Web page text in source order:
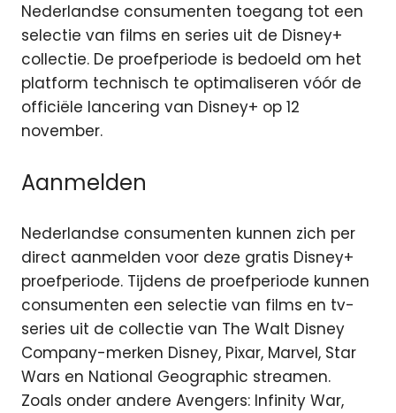
Nederlandse consumenten toegang tot een
selectie van films en series uit de Disney+
collectie. De proefperiode is bedoeld om het
platform technisch te optimaliseren vóór de
officiële lancering van Disney+ op 12
november.
Aanmelden
Nederlandse consumenten kunnen zich per
direct aanmelden voor deze gratis Disney+
proefperiode. Tijdens de proefperiode kunnen
consumenten een selectie van films en tv-
series uit de collectie van The Walt Disney
Company-merken Disney, Pixar, Marvel, Star
Wars en National Geographic streamen.
Zoals onder andere Avengers: Infinity War,